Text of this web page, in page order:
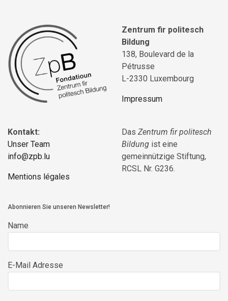
Zentrum fir politesch
Bildung
138, Boulevard de la
Pétrusse
L-2330 Luxembourg
Impressum
Kontakt:
Unser Team
info@zpb.lu
Mentions légales
Das Zentrum fir politesch
Bildung ist eine
gemeinnützige Stiftung,
RCSL Nr. G236.
Abonnieren Sie unseren Newsletter!
Name
E-Mail Adresse